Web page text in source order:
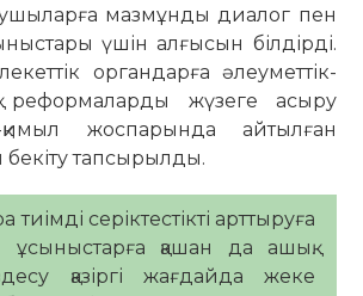
мазмұнды диалог пен
үшін алғысын білдірді.
органдарға әлеуметтік-
реформаларды жүзеге асыру
қимыл жоспарында айтылған
тапсырылды.
тиімді серіктестікті арттыруға
ұсыныстарға қашан да ашық.
қазіргі жағдайда жеке